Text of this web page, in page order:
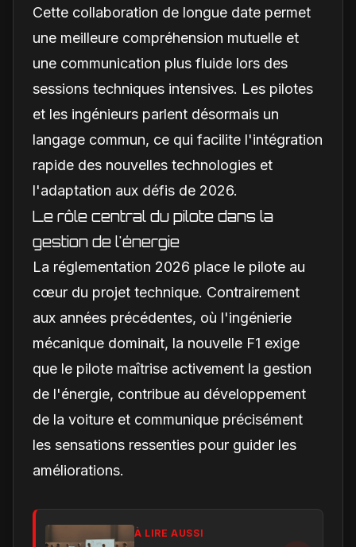
Cette collaboration de longue date permet
une meilleure compréhension mutuelle et
une communication plus fluide lors des
sessions techniques intensives. Les pilotes
et les ingénieurs parlent désormais un
langage commun, ce qui facilite l'intégration
rapide des nouvelles technologies et
l'adaptation aux défis de 2026.
Le rôle central du pilote dans la
gestion de l'énergie
La réglementation 2026 place le pilote au
cœur du projet technique. Contrairement
aux années précédentes, où l'ingénierie
mécanique dominait, la nouvelle F1 exige
que le pilote maîtrise activement la gestion
de l'énergie, contribue au développement
de la voiture et communique précisément
les sensations ressenties pour guider les
améliorations.
À LIRE AUSSI